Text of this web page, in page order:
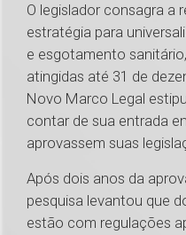
O legislador consagra a
estratégia para
e esgotamento
atingidas até 31 de
Novo Marco Legal
contar de sua entrada
aprovassem suas
Após dois anos da
pesquisa levantou que
estão com regulações